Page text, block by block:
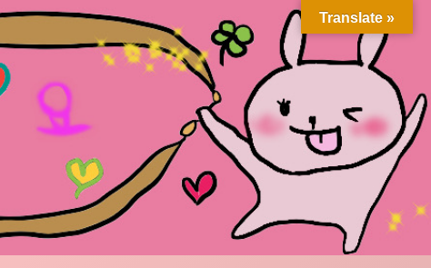
Translate »